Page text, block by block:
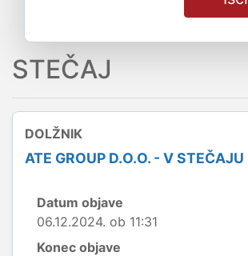
STEČAJ
DOLŽNIK
ATE GROUP D.O.O. - V STEČAJU
Datum objave
06.12.2024. ob 11:31
Konec objave